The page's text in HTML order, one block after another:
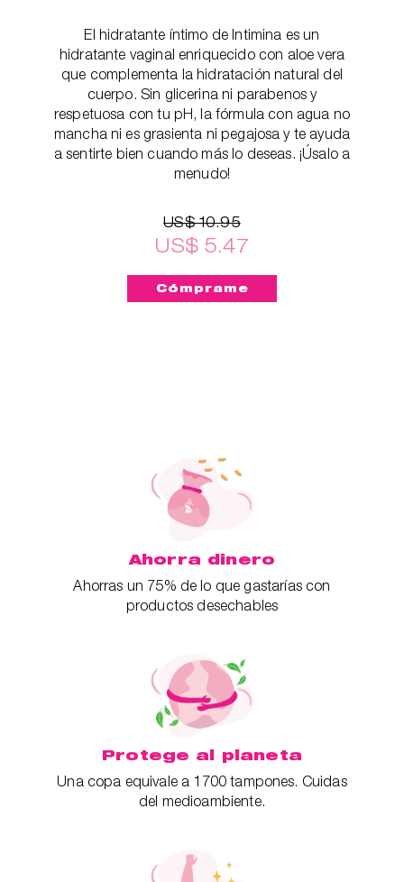
El hidratante íntimo de Intimina es un
hidratante vaginal enriquecido con aloe vera
que complementa la hidratación natural del
cuerpo. Sin glicerina ni parabenos y
respetuosa con tu pH, la fórmula con agua no
mancha ni es grasienta ni pegajosa y te ayuda
a sentirte bien cuando más lo deseas. ¡Úsalo a
menudo!
US$ 10.95
US$ 5.47
Ahorra dinero
Ahorras un 75% de lo que gastarías con
productos desechables
Protege al planeta
Una copa equivale a 1700 tampones. Cuidas
del medioambiente.